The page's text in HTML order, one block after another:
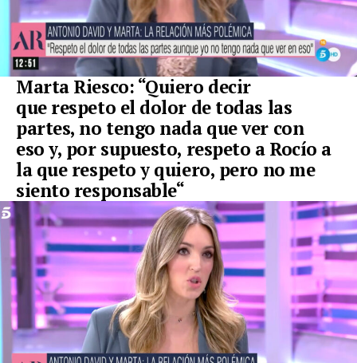
Marta Riesco: “Quiero decir
que respeto el dolor de todas las
partes, no tengo nada que ver con
eso y, por supuesto, respeto a Rocío a
la que respeto y quiero, pero no me
siento responsable“